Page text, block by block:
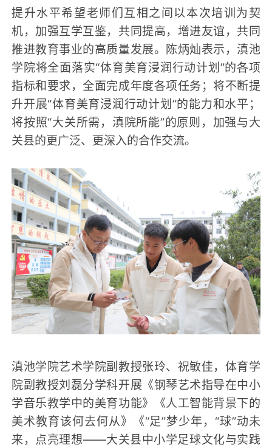
提升水平希望老师们互相之间以本次培训为契
机，加强互学互鉴，共同提高，增进友谊，共同
推进教育事业的高质量发展。陈炳灿表示，滇池
学院将全面落实“体育美育浸润行动计划”的各项
指标和要求，全面完成年度各项任务；将不断提
升开展“体育美育浸润行动计划”的能力和水平；
将按照“大关所需，滇院所能”的原则，加强与大
关县的更广泛、更深入的合作交流。
滇池学院艺术学院副教授张玲、祝敏佳，体育学
院副教授刘磊分学科开展《钢琴艺术指导在中小
学音乐教学中的美育功能》《人工智能背景下的
美术教育该何去何从》《“足”梦少年，“球”动未
来，点亮理想——大关县中小学足球文化与实践